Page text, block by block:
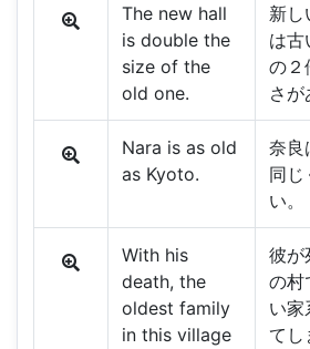
The new hall
is double the
size of the
old one.
新し
は古
の２
さが
Nara is as old
as Kyoto.
奈良
同じ
い。
With his
death, the
oldest family
in this village
彼が
の村
い家
てし